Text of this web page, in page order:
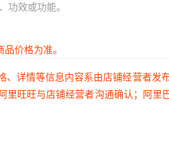
效或功能。
价格为准。
详情等信息内容系由店铺经营者发
旺旺与店铺经营者沟通确认；阿里